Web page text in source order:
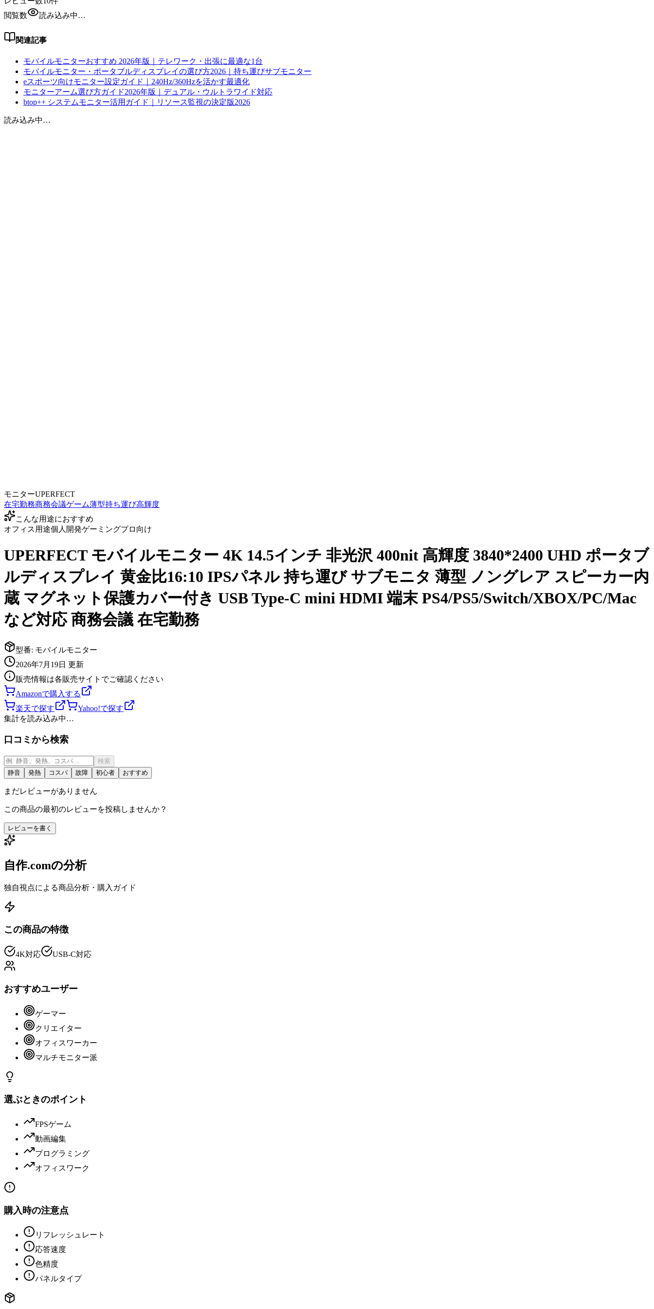
閲覧数
読み込み中…
関連記事
モバイルモニターおすすめ 2026年版｜テレワーク・出張に最適な1台
モバイルモニター・ポータブルディスプレイの選び方2026｜持ち運びサブモニター
eスポーツ向けモニター設定ガイド｜240Hz/360Hzを活かす最適化
モニターアーム選び方ガイド2026年版｜デュアル・ウルトラワイド対応
btop++ システムモニター活用ガイド｜リソース監視の決定版2026
読み込み中…
モニターUPERFECT
在宅勤務商務会議ゲーム薄型持ち運び高輝度
こんな用途におすすめ
オフィス用途個人開発ゲーミングプロ向け
UPERFECT モバイルモニター 4K 14.5インチ 非光沢 400nit 高輝度 3840*2400 UHD ポータブ
ルディスプレイ 黄金比16:10 IPSパネル 持ち運び サブモニタ 薄型 ノングレア スピーカー内
蔵 マグネット保護カバー付き USB Type-C mini HDMI 端末 PS4/PS5/Switch/XBOX/PC/Mac
など対応 商務会議 在宅勤務
型番: モバイルモニター
2026年7月19日 更新
販売情報は各販売サイトでご確認ください
Amazonで購入する
楽天で探す
Yahoo!で探す
集計を読み込み中…
口コミから検索
検索
静音
発熱 コスパ 故障 初心者 おすすめ
まだレビューがありません
この商品の最初のレビューを投稿しませんか？
レビューを書く
自作.comの分析
独自視点による商品分析・購入ガイド
この商品の特徴
4K対応 USB-C対応
おすすめユーザー
ゲーマー
クリエイター
オフィスワーカー
マルチモニター派
選ぶときのポイント
FPSゲーム
動画編集
プログラミング
オフィスワーク
購入時の注意点
リフレッシュレート
応答速度
色精度
パネルタイプ